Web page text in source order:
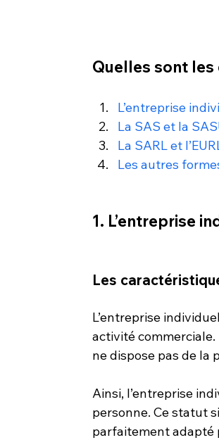
Quelles sont
L’entreprise
La SAS et la
La SARL et
Les autres
1. L’entreprise
Les
L’entreprise
activité commerciale.
ne dispose pas de la
Ainsi, l’entreprise
personne. Ce statut
parfaitement adapté